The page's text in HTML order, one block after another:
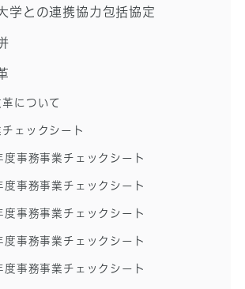
学との連携協力包括協定
について
ェックシート
度事務事業チェックシート
度事務事業チェックシート
度事務事業チェックシート
度事務事業チェックシート
度事務事業チェックシート